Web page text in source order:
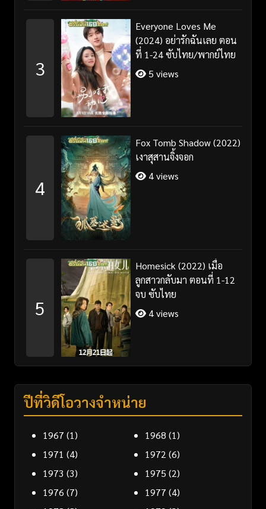
3
Everyone Loves Me
(2024) อย่ารักฉันเลย ตอน
ที่ 1-24 ซับไทย/พากย์ไทย
5 views
4
Fox Tomb Shadow (2022)
เงาสุสานจิ้งจอก
4 views
5
Homesick (2022) เมื่อ
ลูกสาวกลับมา ตอนที่ 1-12
จบ ซับไทย
4 views
ปีที่วิดีโอวางจำหน่าย
1967 (1) 1968 (1)
1971 (4) 1972 (6)
1973 (3) 1975 (2)
1976 (7) 1977 (4)